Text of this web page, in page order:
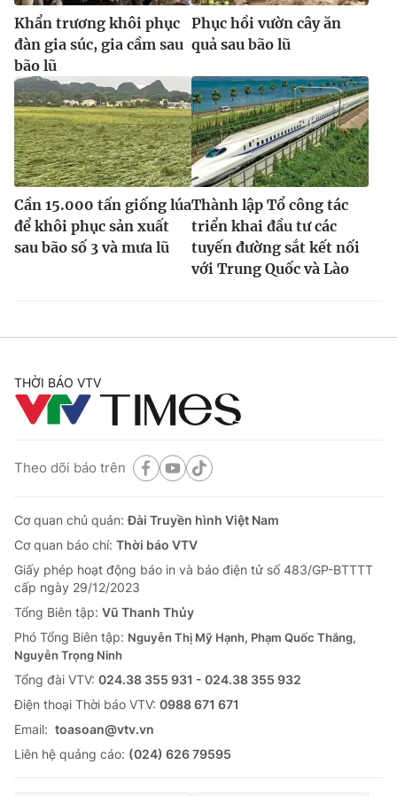
Khẩn trương khôi phục
đàn gia súc, gia cầm sau
bão lũ
Phục hồi vườn cây ăn
quả sau bão lũ
Cần 15.000 tấn giống lúa
để khôi phục sản xuất
sau bão số 3 và mưa lũ
Thành lập Tổ công tác
triển khai đầu tư các
tuyến đường sắt kết nối
với Trung Quốc và Lào
THỜI BÁO VTV
Theo dõi báo trên
Cơ quan chủ quản:Đài Truyền hình Việt Nam
Cơ quan báo chí: Thời báo VTV
Giấy phép hoạt động báo in và báo điện tử số 483/GP-BTTTT
cấp ngày 29/12/2023
Tổng Biên tập: Vũ Thanh Thủy
Phó Tổng Biên tập: Nguyễn Thị Mỹ Hạnh, Phạm Quốc Thắng,
Nguyễn Trọng Ninh
Tổng đài VTV: 024.38 355 931 - 024.38 355 932
Ðiện thoại Thời báo VTV: 0988 671 671
Email: toasoan@vtv.vn
Liên hệ quảng cáo: (024) 626 79595